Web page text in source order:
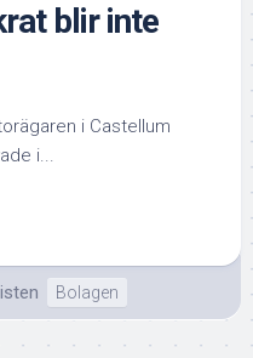
blir inte
i Castellum
i...
Bolagen